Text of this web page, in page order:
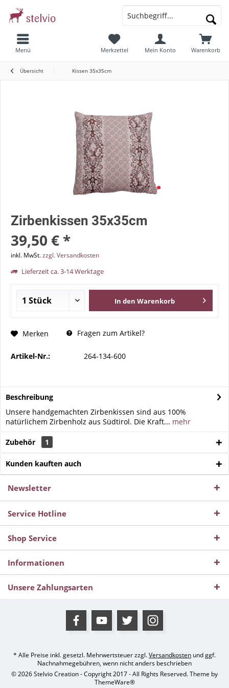
Menü Warenkorb
Merkzettel Mein Konto
Übersicht Kissen 35x35cm
Zirbenkissen 35x35cm
39,50 € *
inkl. MwSt.zzgl. Versandkosten
Lieferzeit ca. 3-14 Werktage
In den Warenkorb
Merken Fragen zum Artikel?
Artikel-Nr.: 264-134-600
Beschreibung
Unsere handgemachten Zirbenkissen sind aus 100%
natürlichem Zirbenholz aus Südtirol. Die Kraft... mehr
Zubehör 1
Kunden kauften auch
Newsletter
Service Hotline
Shop Service
Informationen
Unsere Zahlungsarten
* Alle Preise inkl. gesetzl. Mehrwertsteuer zzgl.Versandkosten und ggf.
Nachnahmegebühren, wenn nicht anders beschrieben
© 2026 Stelvio Creation - Copyright 2017 - All Rights Reserved. Theme by
ThemeWare®